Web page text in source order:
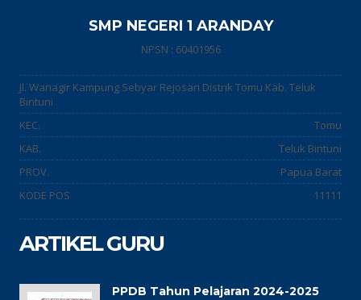
SMP NEGERI 1 ARANDAY
NPSN : 60401956
Jl. Wanagir Kampung Sebyar Rejosari Distrik Tomu Kab. Teluk
Bintuni
KEC.
Tomu
KAB.
Teluk Bintuni
PROV.
Papua Barat
KODE POS
11111
ARTIKEL GURU
PPDB Tahun Pelajaran 2024-2025